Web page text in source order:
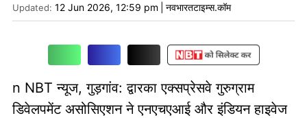
Updated: 12 Jun 2026, 12:59 pm नवभारतटाइम्स.कॉम
n NBT न्यूज, गुड़गांव: द्वारका एक्सप्रेसवे गुरुग्राम
डिवेलपमेंट असोसिएशन ने एनएचएआई और इंडियन हाइवेज